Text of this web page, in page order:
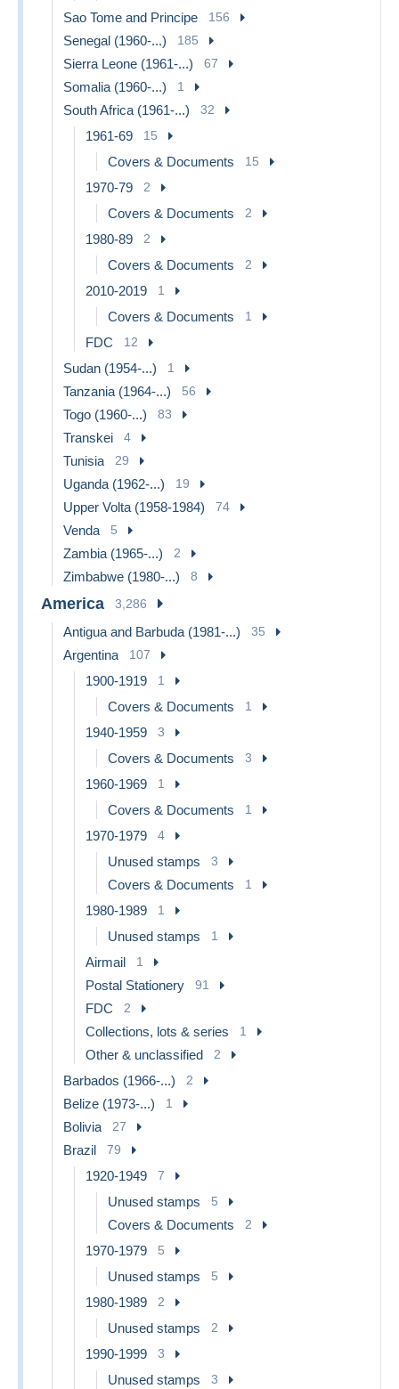
Sao Tome and Principe 156
Senegal (1960-...) 185
Sierra Leone (1961-...) 67
Somalia (1960-...) 1
South Africa (1961-...) 32
1961-69 15
Covers & Documents 15
1970-79 2
Covers & Documents 2
1980-89 2
Covers & Documents 2
2010-2019 1
Covers & Documents 1
FDC 12
Sudan (1954-...) 1
Tanzania (1964-...) 56
Togo (1960-...) 83
Transkei 4
Tunisia 29
Uganda (1962-...) 19
Upper Volta (1958-1984) 74
Venda 5
Zambia (1965-...) 2
Zimbabwe (1980-...) 8
America 3,286
Antigua and Barbuda (1981-...) 35
Argentina 107
1900-1919 1
Covers & Documents 1
1940-1959 3
Covers & Documents 3
1960-1969 1
Covers & Documents 1
1970-1979 4
Unused stamps 3
Covers & Documents 1
1980-1989 1
Unused stamps 1
Airmail 1
Postal Stationery 91
FDC 2
Collections, lots & series 1
Other & unclassified 2
Barbados (1966-...) 2
Belize (1973-...) 1
Bolivia 27
Brazil 79
1920-1949 7
Unused stamps 5
Covers & Documents 2
1970-1979 5
Unused stamps 5
1980-1989 2
Unused stamps 2
1990-1999 3
Unused stamps 3